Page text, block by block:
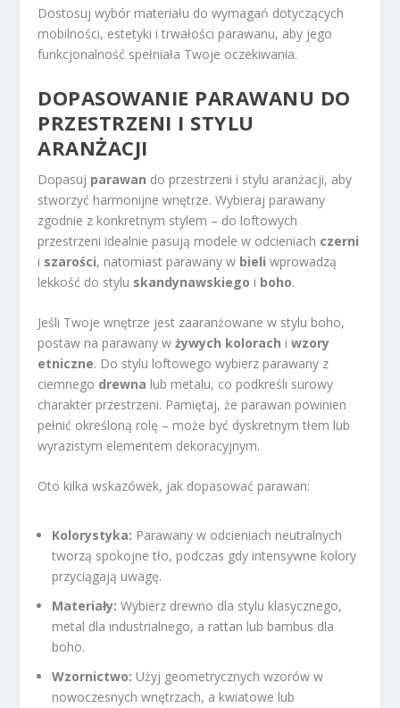
Dostosuj wybór materiału do wymagań dotyczących
mobilności, estetyki i trwałości parawanu, aby jego
funkcjonalność spełniała Twoje oczekiwania.
DOPASOWANIE PARAWANU DO
PRZESTRZENI I STYLU
ARANŻACJI
Dopasuj parawan do przestrzeni i stylu aranżacji, aby
stworzyć harmonijne wnętrze. Wybieraj parawany
zgodnie z konkretnym stylem – do loftowych
przestrzeni idealnie pasują modele w odcieniach czerni
i szarości, natomiast parawany w bieli wprowadzą
lekkość do stylu skandynawskiego i boho.
Jeśli Twoje wnętrze jest zaaranżowane w stylu boho,
postaw na parawany wżywych kolorach iwzory
etniczne. Do stylu loftowego wybierz parawany z
ciemnego drewna lub metalu, co podkreśli surowy
charakter przestrzeni. Pamiętaj, że parawan powinien
pełnić określoną rolę – może być dyskretnym tłem lub
wyrazistym elementem dekoracyjnym.
Oto kilka wskazówek, jak dopasować parawan:
Kolorystyka: Parawany w odcieniach neutralnych
tworzą spokojne tło, podczas gdy intensywne kolory
przyciągają uwagę.
Materiały: Wybierz drewno dla stylu klasycznego,
metal dla industrialnego, a rattan lub bambus dla
boho.
Wzornictwo: Użyj geometrycznych wzorów w
nowoczesnych wnętrzach, a kwiatowe lub